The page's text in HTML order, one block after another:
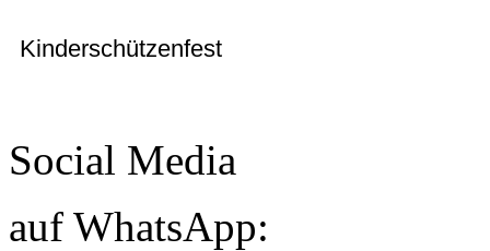
Kinderschützenfest
Social Media
auf WhatsApp: